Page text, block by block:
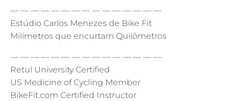
— — — — — — — — — — — — — — —
Estúdio Carlos Menezes de Bike Fit
Milímetros que encurtam Quilômetros
— — — — — — — — — — — — — — —
Retul University Certified
US Medicine of Cycling Member
BikeFit.com Certified Instructor